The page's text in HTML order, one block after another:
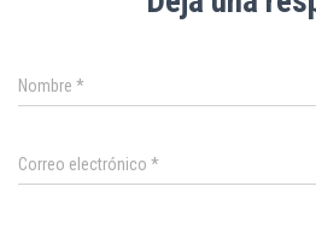
Nombre *
Correo electrónico *